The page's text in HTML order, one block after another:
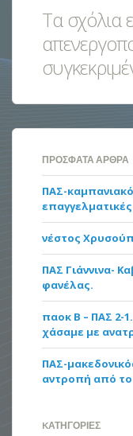
Τα σχόλια
ΠΡΌΣΦΑΤΑ ΆΡΘΡΑ
ΠΑΣ-
νέστος
ΠΑΣ Γιάννινα-
φανέλας.
παοκ Β – ΠΑΣ 2-
χάσαμε με
ΠΑΣ-
αντροπή από
KΑΤΗΓΟΡΊΕΣ